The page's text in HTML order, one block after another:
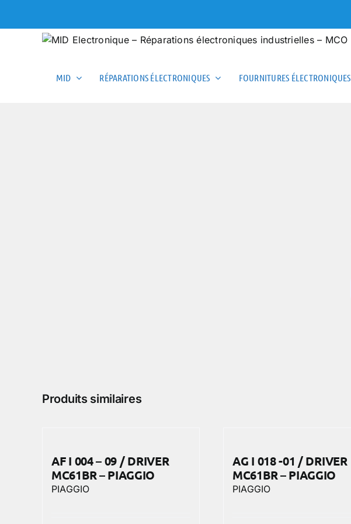
MID RÉPARATIONS ÉLECTRONIQUES FOURNITURES ÉLECTRONIQUES
Produits similaires
AF I 004 – 09 / DRIVER
MC61BR – PIAGGIO
PIAGGIO
AG I 018 -01 / DRIVER
MC61BR – PIAGGIO
PIAGGIO